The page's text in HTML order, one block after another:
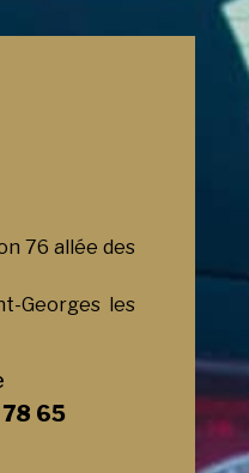
76 allée des
Georges les
65